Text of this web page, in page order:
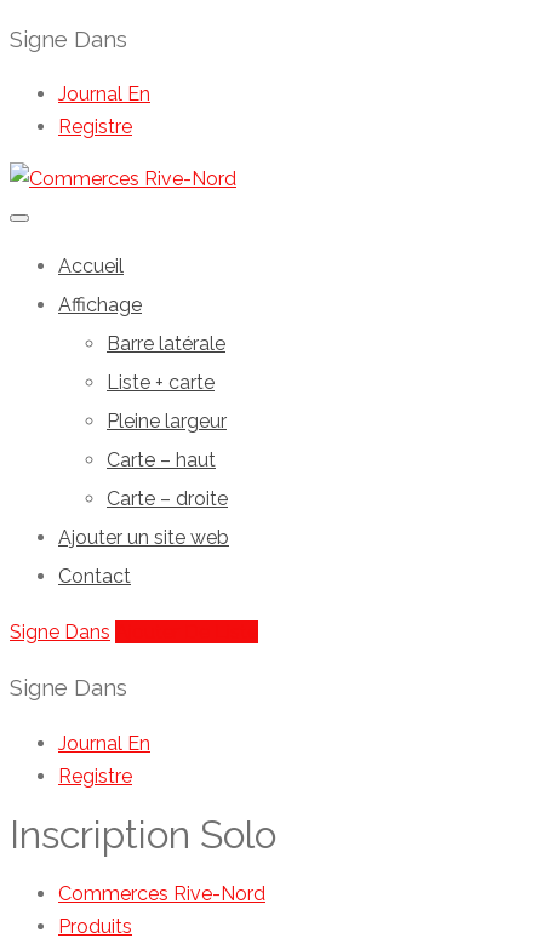
Signe Dans
Journal En
Registre
Accueil
Affichage
Barre latérale
Liste + carte
Pleine largeur
Carte – haut
Carte – droite
Ajouter un site web
Contact
Signe Dans
Signe Dans
Journal En
Registre
Inscription Solo
Commerces Rive-Nord
Produits